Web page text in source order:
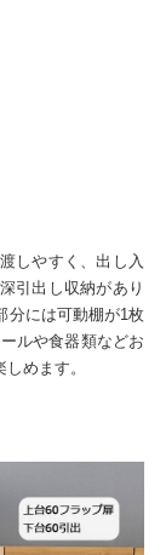
しやすく、出し入
引出し収納があり
分には可動棚が1枚
ルや食器類などお
めます。